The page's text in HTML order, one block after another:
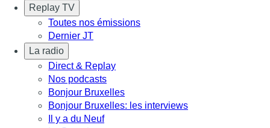
Replay TV
Toutes nos émissions
Dernier JT
La radio
Direct & Replay
Nos podcasts
Bonjour Bruxelles
Bonjour Bruxelles: les interviews
Il y a du Neuf